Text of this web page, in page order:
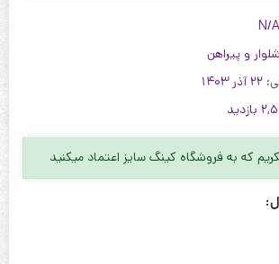
N/A
و پیراهن
22 آذر 1403
که به فروشگاه کینگ سایز اعتماد میکنید